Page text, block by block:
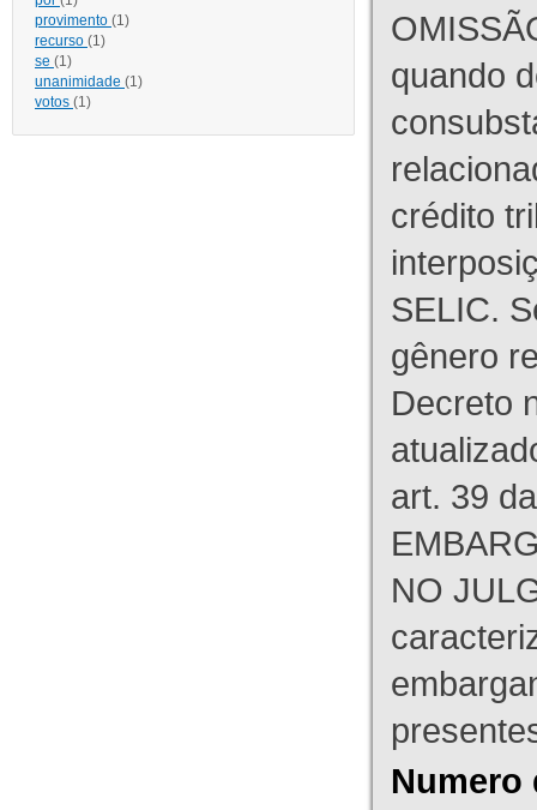
provimento (1)
recurso (1)
se (1)
unanimidade (1)
votos (1)
quando
crédito
SELIC.
gênero
Decreto
art. 39
NO
Numero